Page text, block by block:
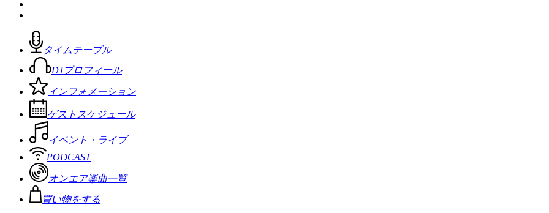
タイムテーブル
DJプロフィール
インフォメーション
ゲストスケジュール
イベント・ライブ
PODCAST
オンエア楽曲一覧
買い物をする